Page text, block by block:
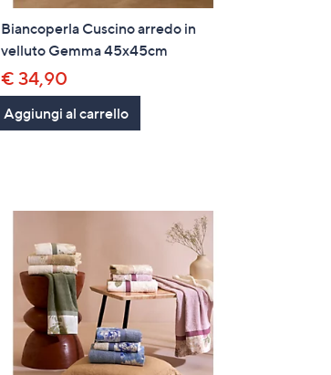
Biancoperla Cuscino arredo in
velluto Gemma 45x45cm
€ 34,90
Aggiungi al carrello